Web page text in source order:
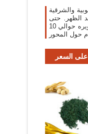
والشرقية
الظهر. حتى
يتطور الليمون بشكل متناظر ، يجب تدويره حوالي 10
السعر